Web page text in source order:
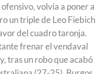
volvía a poner a
un triple de Leo Fiebich
del cuadro taronja.
frenar el vendaval
tras un robo que acabó